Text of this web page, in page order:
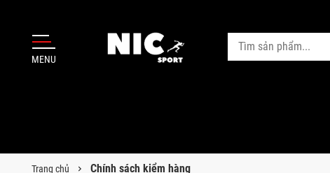
MENU
Trang chủ Chính sách kiểm hàng